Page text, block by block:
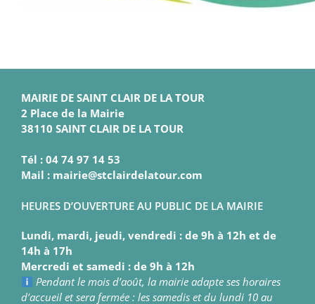
MAIRIE DE SAINT CLAIR DE LA TOUR
2 Place de la Mairie
38110 SAINT CLAIR DE LA TOUR
Tél : 04 74 97 14 53
Mail : mairie@stclairdelatour.com
HEURES D’OUVERTURE AU PUBLIC DE LA MAIRIE
Lundi, mardi, jeudi, vendredi : de 9h à 12h et de
14h à 17h
Mercredi et samedi : de 9h à 12h
Pendant le mois d’août, la mairie adapte ses horaires
d’accueil et sera fermée : les samedis et du lundi 10 au